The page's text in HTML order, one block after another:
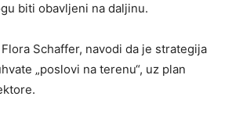
biti obavljeni na daljinu.
Schaffer, navodi da je strategija
„poslovi na terenu“, uz plan